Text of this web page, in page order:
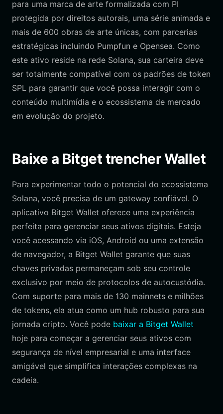
para uma marca de arte formalizada com PI
protegida por direitos autorais, uma série animada e
mais de 600 obras de arte únicas, com parcerias
estratégicas incluindo Pumpfun e Opensea. Como
este ativo reside na rede Solana, sua carteira deve
ser totalmente compatível com os padrões de token
SPL para garantir que você possa interagir com o
conteúdo multimídia e o ecossistema de mercado
em evolução do projeto.
Baixe a Bitget trencher Wallet
Para experimentar todo o potencial do ecossistema
Solana, você precisa de um gateway confiável. O
aplicativo Bitget Wallet oferece uma experiência
perfeita para gerenciar seus ativos digitais. Esteja
você acessando via iOS, Android ou uma extensão
de navegador, a Bitget Wallet garante que suas
chaves privadas permaneçam sob seu controle
exclusivo por meio de protocolos de autocustódia.
Com suporte para mais de 130 mainnets e milhões
de tokens, ela atua como um hub robusto para sua
jornada cripto. Você pode baixar a Bitget Wallet
hoje para começar a gerenciar seus ativos com
segurança de nível empresarial e uma interface
amigável que simplifica interações complexas na
cadeia.